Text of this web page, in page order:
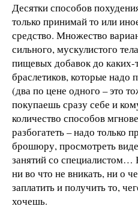
Десятки способов
только принимай то или
средство. Множество
сильного, мускулистого
пищевых добавок до каких-
браслетиков, которые надо
(два по цене одного – это
покупаешь сразу себе и
количество способов
разбогатеть – надо только
брошюру, просмотреть
занятий со специалистом…
ни во что не вникать, ни о
заплатить и получить то,
хочешь.